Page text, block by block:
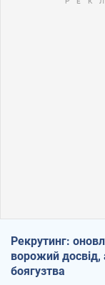
Рекрутинг:
ворожий досвід,
боягузтва